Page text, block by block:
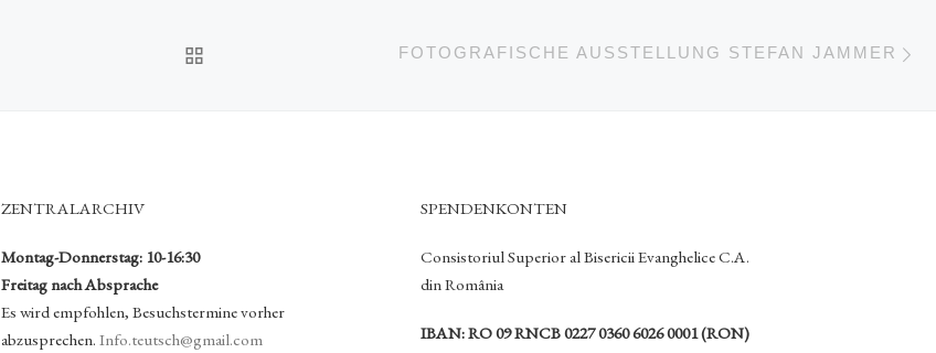
ZURÜCK ZUR BEITRAGSLISTEFOTOGRAFISCHE AUSSTELLUNG STEFAN JAMMER
ZENTRALARCHIV
Montag-Donnerstag: 10-16:30
Freitag nach Absprache
Es wird empfohlen, Besuchstermine vorher
abzusprechen. Info.teutsch@gmail.com
SPENDENKONTEN
Consistoriul Superior al Bisericii Evanghelice C.A.
din România
IBAN: RO 09 RNCB 0227 0360 6026 0001 (RON)